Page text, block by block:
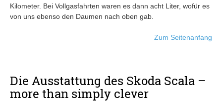
Kilometer. Bei Vollgasfahrten waren es dann acht Liter, wofür es
von uns ebenso den Daumen nach oben gab.
Zum Seitenanfang
Die Ausstattung des Skoda Scala –
more than simply clever